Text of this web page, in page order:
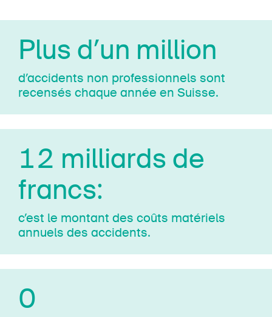
Plus d’un million
d’accidents non pro­fes­sion­nels sont
recensés chaque année en Suisse.
12 milliards de
francs:
c’est le montant des coûts matériels
annuels des accidents.
0